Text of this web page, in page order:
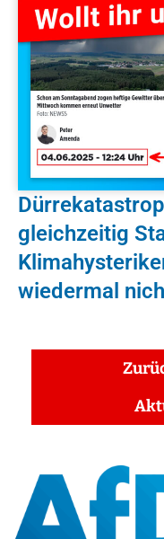
gleichzeitig
wiedermal